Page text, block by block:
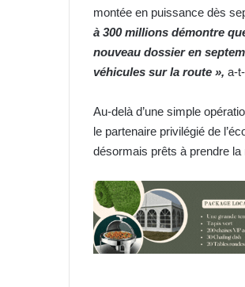
montée en puissance dès
à 300 millions démontre
nouveau dossier en
véhicules sur la route », a-
Au-delà d’une simple
le partenaire privilégié de
désormais prêts à prendre la